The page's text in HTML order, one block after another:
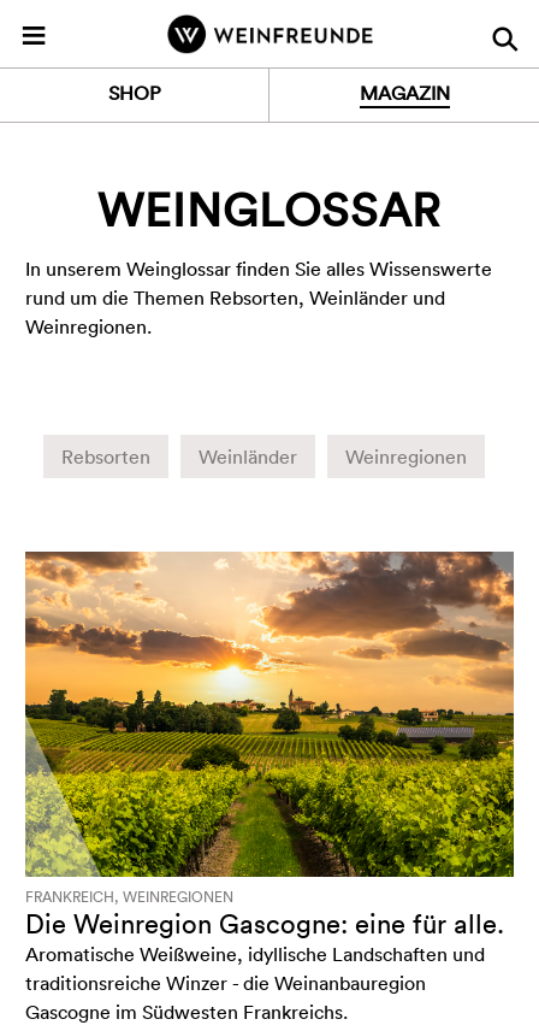
≡
Z
u
r
t
r
t
e
i
SHOP MAGAZIN
WEINGLOSSAR
In unserem Weinglossar finden Sie alles Wissenswerte
rund um die Themen Rebsorten, Weinländer und
Weinregionen.
Rebsorten Weinländer Weinregionen
FRANKREICH, WEINREGIONEN
Die Weinregion Gascogne: eine für alle.
Aromatische Weißweine, idyllische Landschaften und
traditionsreiche Winzer - die Weinanbauregion
Gascogne im Südwesten Frankreichs.